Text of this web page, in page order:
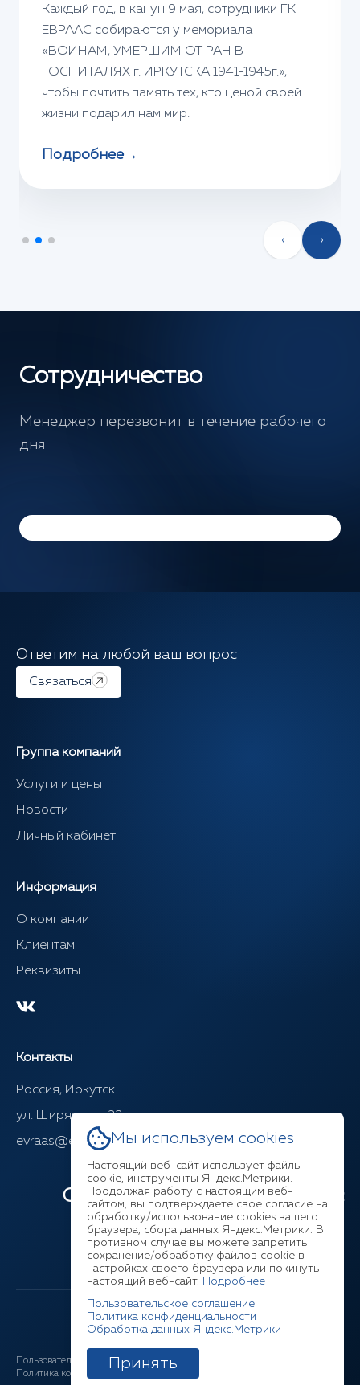
Каждый год, в канун 9 мая, сотрудники ГК
ЕВРААС собираются у мемориала
«ВОИНАМ, УМЕРШИМ ОТ РАН В
ГОСПИТАЛЯХ г. ИРКУТСКА 1941-1945г.»,
чтобы почтить память тех, кто ценой своей
жизни подарил нам мир.
Подробнее→
‹ ›
Сотрудничество
Менеджер перезвонит в течение рабочего
дня
Ответим на любой ваш вопрос
Связаться
Группа компаний
Услуги и цены
Новости
Личный кабинет
Информация
О компании
Клиентам
Реквизиты
Контакты
Россия, Иркутск
ул. Ширямова, 22
evraas@evraasgr.ru
Ответим на любой ваш вопрос
+7 (3952) 211-377
Пользовательское соглашение Соглашение ЛК
Политика конфиденциальности
Мы используем cookies
Настоящий веб-сайт использует файлы
cookie, инструменты Яндекс.Метрики.
Продолжая работу с настоящим веб-
сайтом, вы подтверждаете свое согласие на
обработку/использование cookies вашего
браузера, сбора данных Яндекс.Метрики. В
противном случае вы можете запретить
сохранение/обработку файлов cookie в
настройках своего браузера или покинуть
настоящий веб-сайт.
Подробнее
Пользовательское соглашение
Политика конфиденциальности
Обработка данных Яндекс.Метрики
Принять